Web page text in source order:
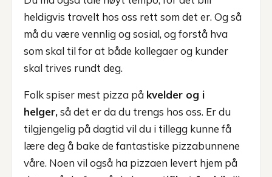
heldigvis travelt hos oss rett som det er. Og så
må du være vennlig og sosial, og forstå hva
som skal til for at både kollegaer og kunder
skal trives rundt deg.
Folk spiser mest pizza på kvelder og i
helger,så det er da du trengs hos oss. Er du
tilgjengelig på dagtid vil du i tillegg kunne få
lære deg å bake de fantastiske pizzabunnene
våre. Noen vil også ha pizzaen levert hjem på